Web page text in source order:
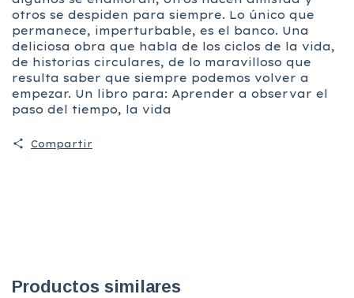
otros se despiden para siempre. Lo único que
permanece, imperturbable, es el banco. Una
deliciosa obra que habla de los ciclos de la vida,
de historias circulares, de lo maravilloso que
resulta saber que siempre podemos volver a
empezar. Un libro para: Aprender a observar el
paso del tiempo, la vida
Compartir
Productos similares